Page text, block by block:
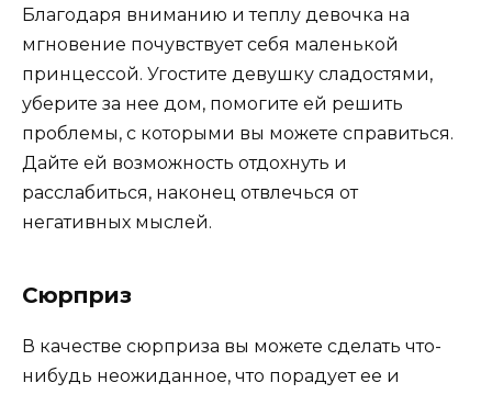
Благодаря вниманию и теплу девочка на
мгновение почувствует себя маленькой
принцессой. Угостите девушку сладостями,
уберите за нее дом, помогите ей решить
проблемы, с которыми вы можете справиться.
Дайте ей возможность отдохнуть и
расслабиться, наконец отвлечься от
негативных мыслей.
Сюрприз
В качестве сюрприза вы можете сделать что-
нибудь неожиданное, что порадует ее и